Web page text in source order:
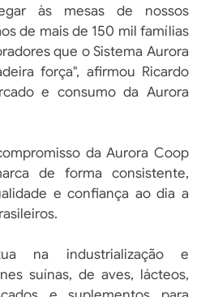
às mesas de nossos
de mais de 150 mil famílias
que o Sistema Aurora
força", afirmou Ricardo
e consumo da Aurora
da Aurora Coop
de forma consistente,
e confiança ao dia a
na industrialização e
suínas, de aves, lácteos,